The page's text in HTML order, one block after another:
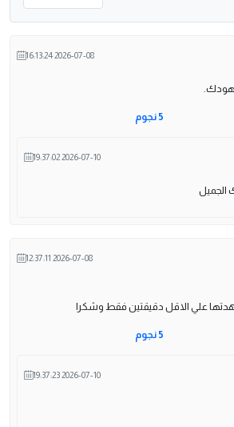
2026-07-08 16:13:24
5 نجوم
2026-07-10 19:37:02
2026-07-08 12:37:11
علي الاقل دقيقتين فقط وشكرا
5 نجوم
2026-07-10 19:37:23